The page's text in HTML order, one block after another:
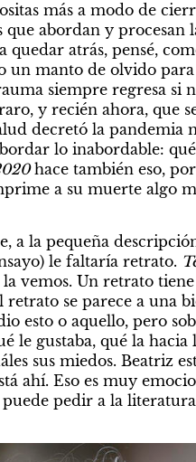
más a modo de
abordan y procesan
quedar atrás, pensé,
un manto de olvido
siempre regresa si
y recién ahora, que
decretó la pandemia
lo inabordable:
hace también eso,
a su muerte algo
a la pequeña
le faltaría retrato.
vemos. Un retrato
retrato se parece a una
esto o aquello, pero
le gustaba, qué la
sus miedos. Beatriz
ahí. Eso es muy
puede pedir a la